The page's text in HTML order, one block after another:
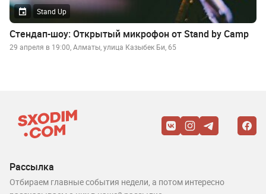
Stand Up
Стендап-шоу: Открытый микрофон от Stand by Camp
29 апреля в 19:00, Алматы, улица Казыбек Би, 65
Рассылка
Отбираем главные события недели, а потом интересно